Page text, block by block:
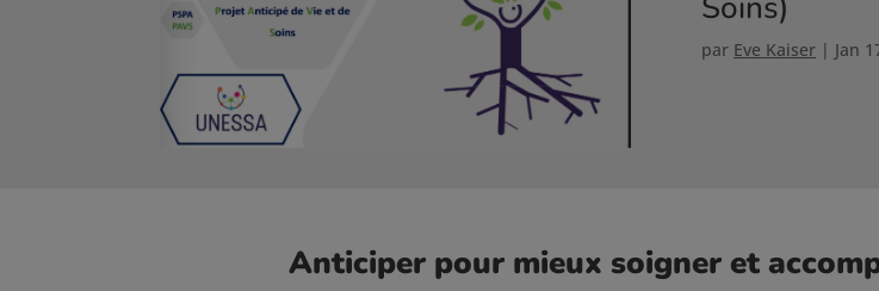
par Eve Kaiser | Jan
Anticiper pour mieux soigner et